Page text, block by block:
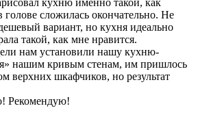
голове сложилась окончательно. Не
вариант, но кухня идеально
такой, как мне нравится.
нам установили нашу кухню-
нашим кривым стенам, им пришлось
верхних шкафчиков, но результат
Рекомендую!